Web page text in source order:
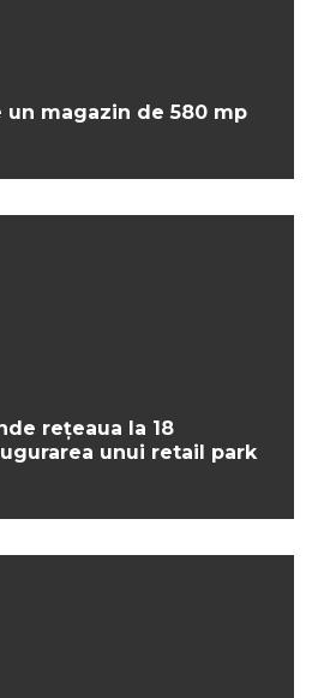
un magazin de 580 mp
rețeaua la 18
unui retail park